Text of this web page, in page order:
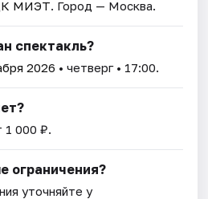
МИЭТ. Город — Москва.
спектакль?
2026 • четверг • 17:00.
1 000 ₽.
ограничения?
уточняйте у